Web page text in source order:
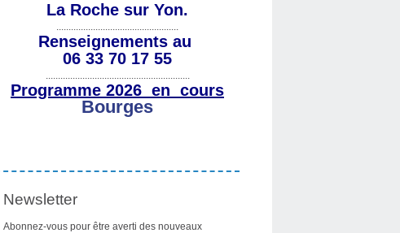
La Roche sur Yon.
..................................................
Renseignements au
06 33 70 17 55
...........................................................
Programme 2026 en cours
Bourges
Newsletter
Abonnez-vous pour être averti des nouveaux